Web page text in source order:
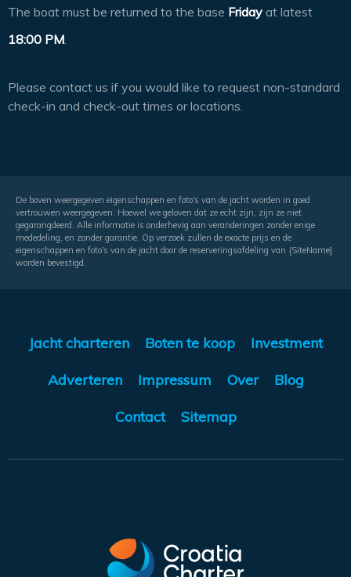
The boat must be returned to the base Friday at latest
18:00 PM
Please contact us if you would like to request non-standard
check-in and check-out times or locations.
De boven weergegeven eigenschappen en foto's van de jacht worden in goed
vertrouwen weergegeven. Hoewel we geloven dat ze echt zijn, zijn ze niet
gegarangdeerd. Alle informatie is onderhevig aan veranderingen zonder enige
mededeling, en zonder garantie. Op verzoek zullen de exacte prijs en de
eigenschappen en foto's van de jacht door de reserveringsafdeling van {SiteName}
worden bevestigd.
Jacht charteren Boten te koop Investment
Adverteren Impressum Over Blog
Contact Sitemap